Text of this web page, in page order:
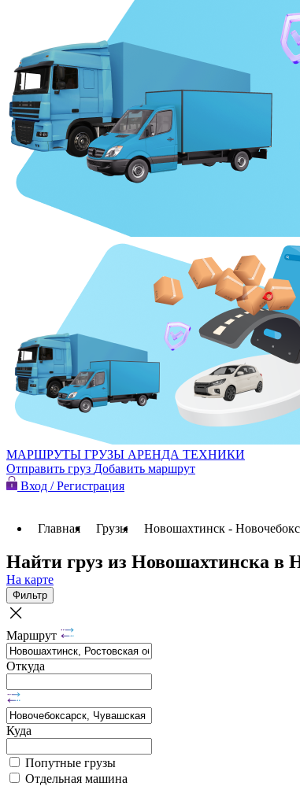
МАРШРУТЫ ГРУЗЫ АРЕНДА ТЕХНИКИ
Отправить груз Добавить маршрут
Вход / Регистрация
Главная Грузы Новошахтинск -
Найти груз из Новошахтинска в
На карте
Фильтр
Маршрут
Откуда
Куда
Попутные грузы
Отдельная машина